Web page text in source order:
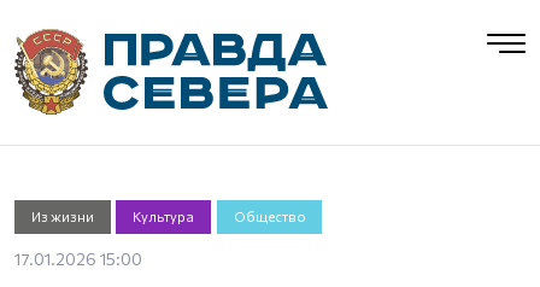
Из жизни Культура Общество
17.01.2026 15:00